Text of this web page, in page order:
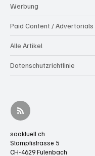
Werbung
Paid Content / Advertorials
Alle Artikel
Datenschutzrichtlinie
soaktuell.ch
Stampfistrasse 5
CH-4629 Fulenbach